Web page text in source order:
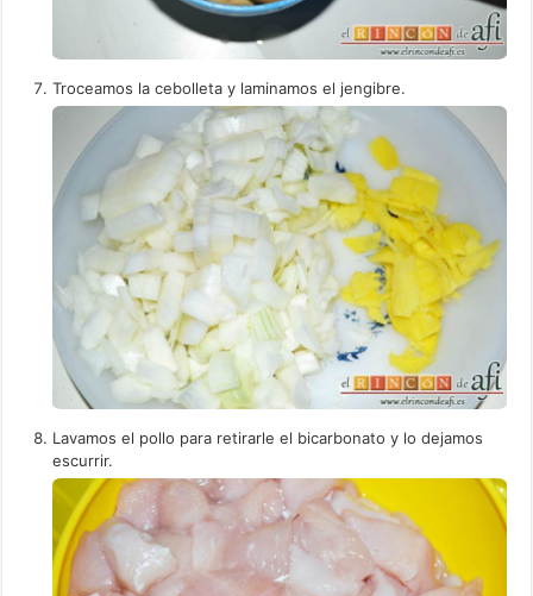
Troceamos la cebolleta y laminamos el jengibre.
Lavamos el pollo para retirarle el bicarbonato y lo dejamos
escurrir.